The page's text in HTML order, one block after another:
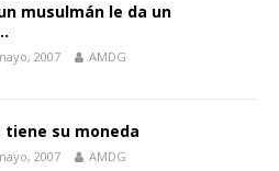
musulmán le da un
2007 AMDG
tiene su moneda
2007 AMDG